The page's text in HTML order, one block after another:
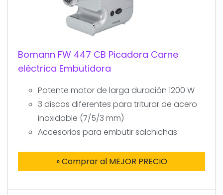
Bomann FW 447 CB Picadora Carne
eléctrica Embutidora
Potente motor de larga duración 1200 W
3 discos diferentes para triturar de acero
inoxidable (7/5/3 mm)
Accesorios para embutir salchichas
» Comprar al MEJOR PRECIO